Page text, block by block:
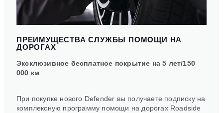
ПРЕИМУЩЕСТВА СЛУЖБЫ ПОМОЩИ НА
ДОРОГАХ
Эксклюзивное бесплатное покрытие на 5 лет/150
000 км
При покупке нового Defender вы получаете подписку на
комплексную программу помощи на дорогах Roadside